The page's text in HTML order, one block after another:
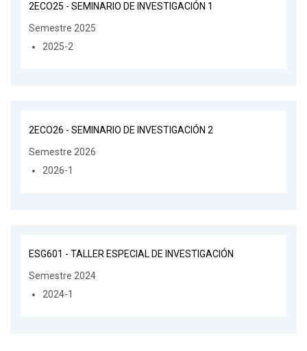
2ECO25 - SEMINARIO DE INVESTIGACIÓN 1
Semestre 2025
2025-2
2ECO26 - SEMINARIO DE INVESTIGACIÓN 2
Semestre 2026
2026-1
ESG601 - TALLER ESPECIAL DE INVESTIGACIÓN
Semestre 2024
2024-1